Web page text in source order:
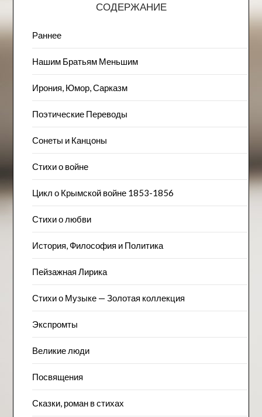
СОДЕРЖАНИЕ
Раннее
Нашим Братьям Меньшим
Ирония, Юмор, Сарказм
Поэтические Переводы
Сонеты и Канцоны
Стихи о войне
Цикл о Крымской войне 1853-1856
Стихи о любви
История, Философия и Политика
Пейзажна​я Лирика
Стихи о Музыке — Золотая коллекция
Экспромты
Великие люди
Посвящения
Сказки, роман в стихах